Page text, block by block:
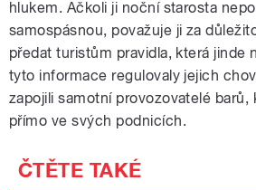
hlukem. Ačkoli ji noční starosta
samospásnou, považuje ji za
předat turistům pravidla, která jinde
tyto informace regulovaly jejich
zapojili samotní provozovatelé barů,
přímo ve svých podnicích.